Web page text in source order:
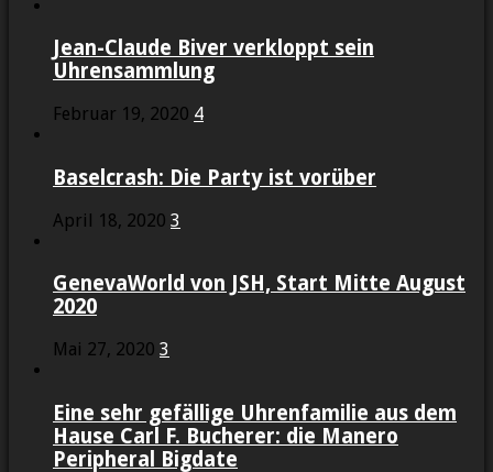
Jean-Claude Biver verkloppt sein
Uhrensammlung
Februar 19, 2020 4
Baselcrash: Die Party ist vorüber
April 18, 2020 3
GenevaWorld von JSH, Start Mitte August
2020
Mai 27, 2020 3
Eine sehr gefällige Uhrenfamilie aus dem
Hause Carl F. Bucherer: die Manero
Peripheral Bigdate